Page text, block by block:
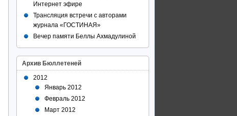
Интернет эфире
Трансляция встречи с авторами
журнала «ГОСТИНАЯ»
Вечер памяти Беллы Ахмадулиной
Архив Бюллетеней
2012
Январь 2012
Февраль 2012
Март 2012